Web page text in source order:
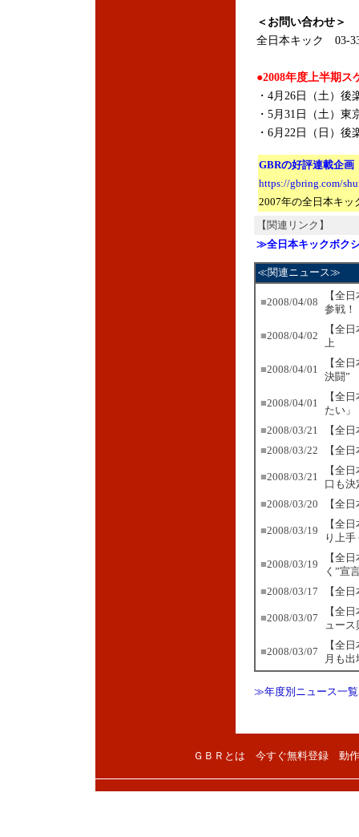
＜お問い合わせ＞
全日本キック 03-
●2008年度上半期ス
・4月26日（土）後
・5月31日（土）東
・6月22日（日）後
GBRの好評連載企画
https://gbring.com/
2007年の全日本キッ
【関連リンク】
≫全日本キックボク
≪関連ニュース≫
■2008/04/08
【全
参戦！
■2008/04/02
【全
上
■2008/04/01
【全
決闘”
■2008/04/01
【全
たい」
■2008/03/21
【全
■2008/03/22 【全
■2008/03/21
【全
口も決
■2008/03/20 【全
■2008/03/19
【全
り上
■2008/03/19
【全
く”宣
■2008/03/17 【全
■2008/03/07
【全
ュース
■2008/03/07
【全
月も出
≫年度別ニュース一覧
ＧＢＲとは 今すぐ無料登録 動